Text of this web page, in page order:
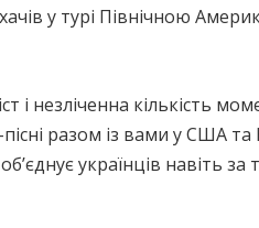
у турі Північною
і незліченна кількість
разом із вами у США
українців навіть за